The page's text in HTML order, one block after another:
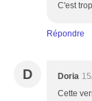
C'est
Répondre
D Doria
Cette